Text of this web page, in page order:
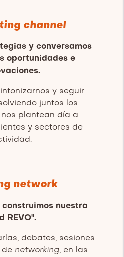
channel
y conversamos
oportunidades e
y seguir
juntos los
plantean día a
y sectores de
network
nuestra
REVO".
debates, sesiones
de networking, en las